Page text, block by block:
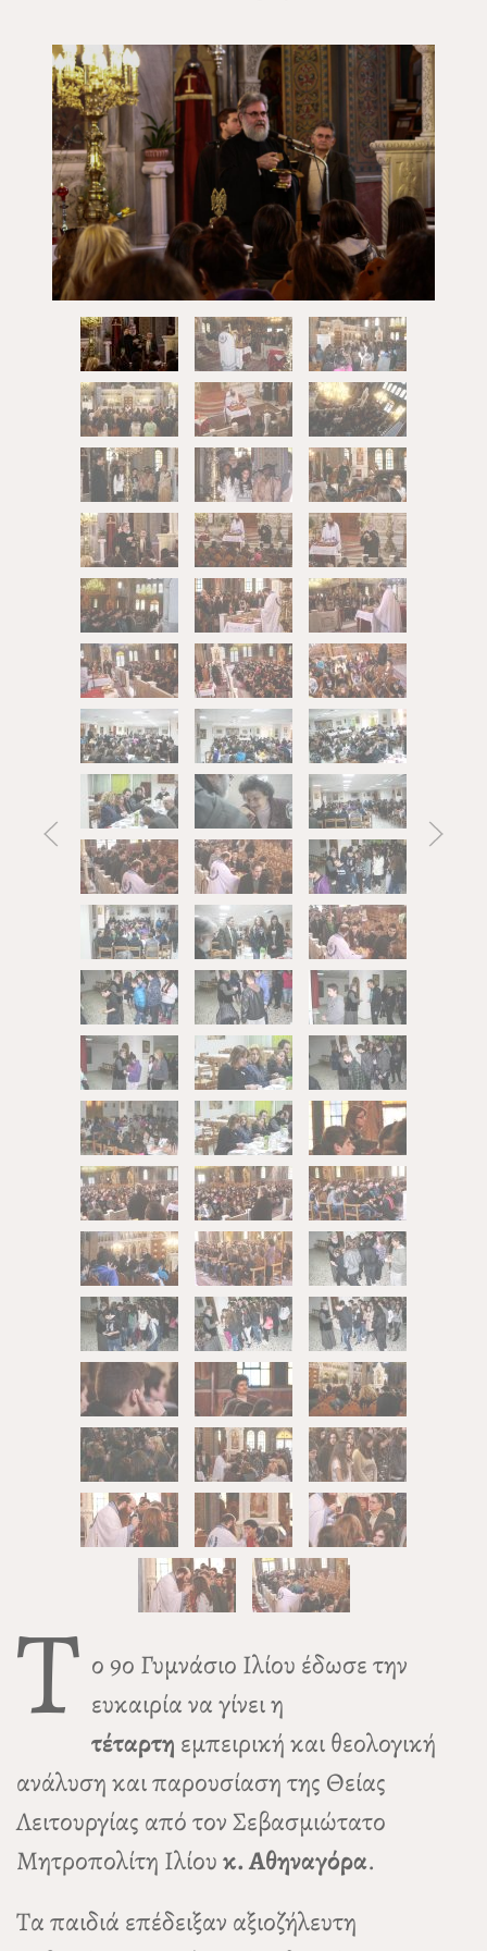
Τ ο 9ο Γυμνάσιο Ιλίου έδωσε την
ευκαιρία να γίνει η
τέταρτη εμπειρική και θεολογική
ανάλυση και παρουσίαση της Θείας
Λειτουργίας από τον Σεβασμιώτατο
Μητροπολίτη Ιλίουκ. Αθηναγόρα.
Τα παιδιά επέδειξαν αξιοζήλευτη